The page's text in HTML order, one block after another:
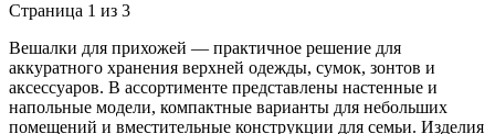
Страница 1 из 3
Вешалки для прихожей — практичное решение для
аккуратного хранения верхней одежды, сумок, зонтов и
аксессуаров. В ассортименте представлены настенные и
напольные модели, компактные варианты для небольших
помещений и вместительные конструкции для семьи. Изделия